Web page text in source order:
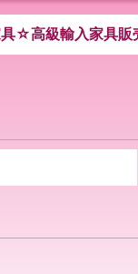
☆高級輸入家具販